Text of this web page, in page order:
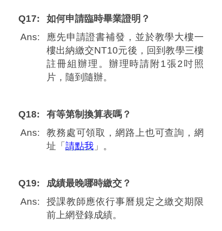
Q17:
如何申請臨時畢業證明？
Ans:
應先申請證書補發，並於教學大樓一
樓出納繳交NT10元後，回到教學三樓
註冊組辦理。辦理時請附1張2吋照
片，隨到隨辦。
Q18:
有等第制換算表嗎？
Ans:
教務處可領取，網路上也可查詢，網
址「請點我 」。
Q19:
成績最晚哪時繳交？
Ans:
授課教師應依行事曆規定之繳交期限
前上網登錄成績。